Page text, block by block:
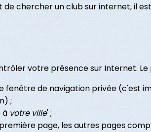
de chercher un club sur internet, il
votre présence sur Internet. Le
fenêtre de navigation privée (c'est
;
à votre ville' ;
page, les autres pages